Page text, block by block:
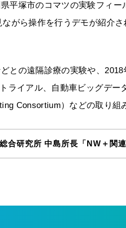
平塚市のコマツの実験フィー
がら操作を行うデモが紹介
との遠隔診療の実験や、
ライアル、自動車ビッグデー
Consortium）などの取り組
研究所 中島所長「NW＋関連